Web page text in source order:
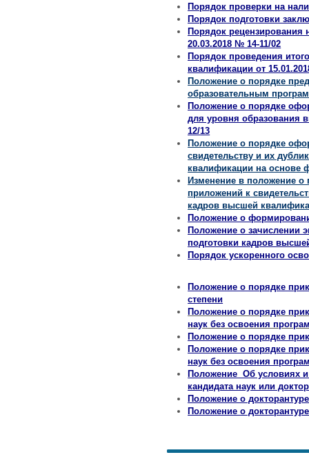
Порядок проверки на
Порядок подготовки
Порядок рецензирования
20.03.2018 № 14-11/02
Порядок проведения
квалификации от
Положение о порядке
образовательным
Положение о порядке
для уровня образования
12/13
Положение о порядке
свидетельству и их
квалификации на основе
Изменение в положение о
приложений к
кадров высшей
Положение о
Положение о зачислении
подготовки кадров
Порядок ускоренного
Положение о порядке
степени
Положение о порядке
наук без освоения
Положение о порядке
Положение о порядке
наук без освоения
Положение Об условиях
кандидата наук или
Положение о
Положение о докторантуре